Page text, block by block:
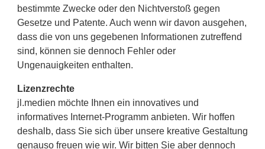
bestimmte Zwecke oder den Nichtverstoß gegen
Gesetze und Patente. Auch wenn wir davon ausgehen,
dass die von uns gegebenen Informationen zutreffend
sind, können sie dennoch Fehler oder
Ungenauigkeiten enthalten.
Lizenzrechte
jl.medien möchte Ihnen ein innovatives und
informatives Internet-Programm anbieten. Wir hoffen
deshalb, dass Sie sich über unsere kreative Gestaltung
genauso freuen wie wir. Wir bitten Sie aber dennoch